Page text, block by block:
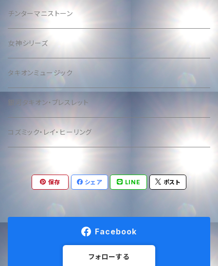
チンターマニストーン
女神シリーズ
タキオンミュージック
銀河タキオン・ブレスレット
コズミック・レイ・ヒーリング
保存 シェア LINE ポスト
Facebook
フォローする